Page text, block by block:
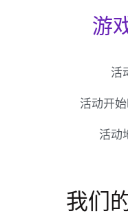
游
活
活动开始
活动
我们